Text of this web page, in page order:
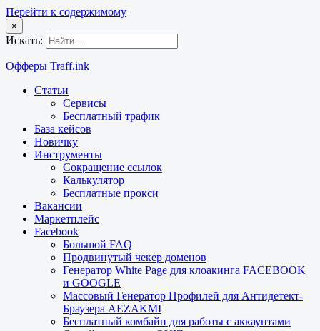
Перейти к содержимому
×
Искать:
Офферы Traff.ink
Статьи
Сервисы
Бесплатный трафик
База кейсов
Новичку
Инструменты
Сокращение ссылок
Калькулятор
Бесплатные прокси
Вакансии
Маркетплейс
Facebook
Большой FAQ
Продвинутый чекер доменов
Генератор White Page для клоакинга FACEBOOK
и GOOGLE
Массовый Генератор Профилей для Антидетект-
Браузера AEZAKMI
Бесплатный комбайн для работы с аккаунтами